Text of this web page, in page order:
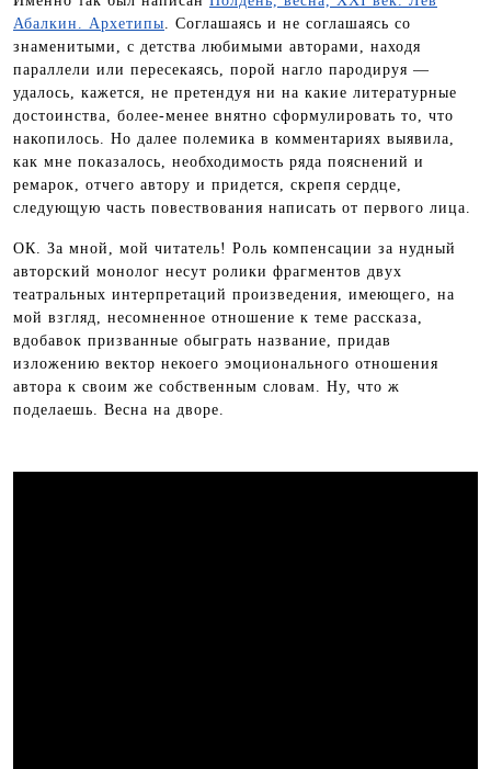
Абалкин. Архетипы. Соглашаясь и не соглашаясь со
знаменитыми, с детства любимыми авторами, находя
параллели или пересекаясь, порой нагло пародируя —
удалось, кажется, не претендуя ни на какие литературные
достоинства, более-менее внятно сформулировать то, что
накопилось. Но далее полемика в комментариях выявила,
как мне показалось, необходимость ряда пояснений и
ремарок, отчего автору и придется, скрепя сердце,
следующую часть повествования написать от первого лица.
ОК. За мной, мой читатель! Роль компенсации за нудный
авторский монолог несут ролики фрагментов двух
театральных интерпретаций произведения, имеющего, на
мой взгляд, несомненное отношение к теме рассказа,
вдобавок призванные обыграть название, придав
изложению вектор некоего эмоционального отношения
автора к своим же собственным словам. Ну, что ж
поделаешь. Весна на дворе.